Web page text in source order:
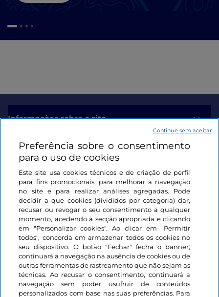
Informações sobre o site
Ligações úteis
Iniciar sessão
Mantenha-se em contacto
Preferência sobre o consentimento
para o uso de cookies
Este site usa cookies técnicos e de criação de perfil
para fins promocionais, para melhorar a navegação
no site e para realizar análises agregadas. Pode
decidir a que cookies (divididos por categoria) dar,
recusar ou revogar o seu consentimento a qualquer
momento, acedendo à secção apropriada e clicando
em "Personalizar cookies". Ao clicar em "Permitir
todos", concorda em armazenar todos os cookies no
seu dispositivo. O botão "Fechar" fecha o banner;
continuará a navegação na ausência de cookies ou de
outras ferramentas de rastreamento que não sejam as
técnicas. Ao recusar o consentimento, continuará a
navegação sem poder usufruir de conteúdos
personalizados com base nas suas preferências. Para
Continue sem aceitar